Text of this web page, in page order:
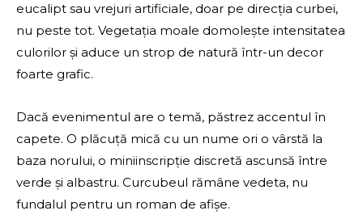
eucalipt sau vrejuri artificiale, doar pe direcția curbei,
nu peste tot. Vegetația moale domolește intensitatea
culorilor și aduce un strop de natură într-un decor
foarte grafic.
Dacă evenimentul are o temă, păstrez accentul în
capete. O plăcuță mică cu un nume ori o vârstă la
baza norului, o miniinscripție discretă ascunsă între
verde și albastru. Curcubeul rămâne vedeta, nu
fundalul pentru un roman de afișe.